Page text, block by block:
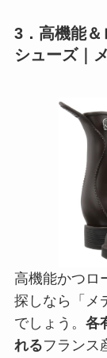
3．高機能＆
シューズ｜
高機能かつロ
探しなら「メ
でしょう。 各
れるフランス